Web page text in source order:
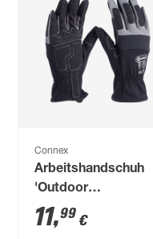
Connex
Arbeitshandschuh
'Outdoor
Construction Pro'
grau/schwarz Größe
11,99 €